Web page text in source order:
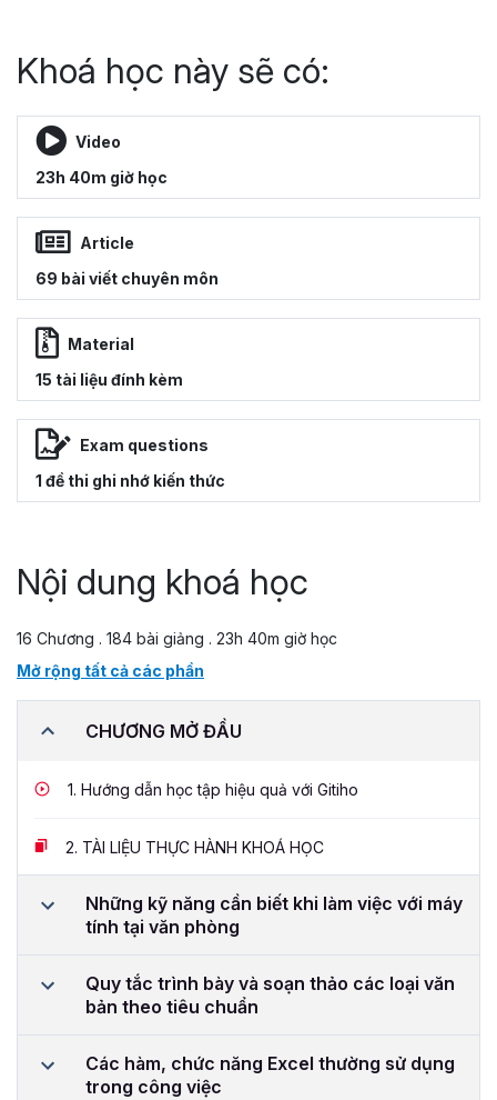
Khoá học này sẽ có:
Video
23h 40m giờ học
Article
69 bài viết chuyên môn
Material
15 tài liệu đính kèm
Exam questions
1 đề thi ghi nhớ kiến thức
Nội dung khoá học
16 Chương . 184 bài giảng . 23h 40m giờ học
Mở rộng tất cả các phần
CHƯƠNG MỞ ĐẦU
1. Hướng dẫn học tập hiệu quả với Gitiho
2. TÀI LIỆU THỰC HÀNH KHOÁ HỌC
Những kỹ năng cần biết khi làm việc với máy
tính tại văn phòng
Quy tắc trình bày và soạn thảo các loại văn
bản theo tiêu chuẩn
Các hàm, chức năng Excel thường sử dụng
trong công việc